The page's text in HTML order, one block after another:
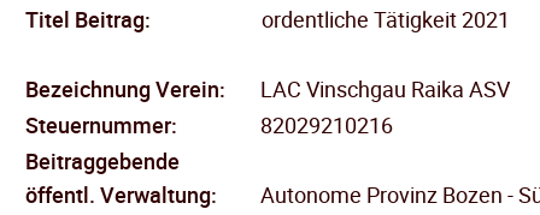
Titel Beitrag:
ordentliche Tätigkeit 2021
Bezeichnung Verein:
LAC Vinschgau Raika ASV
Steuernummer:
82029210216
Beitraggebende
öffentl. Verwaltung:
Autonome Provinz Bozen -